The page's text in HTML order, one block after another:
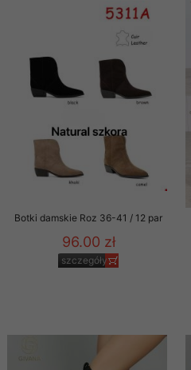
Botki damskie Roz 36-41 / 12 par
96.00 zł
szczegóły